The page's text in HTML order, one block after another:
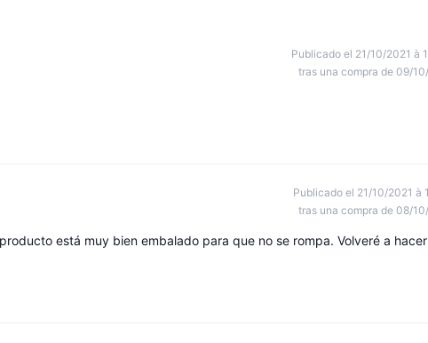
Publicado el 21/10/2021 à
tras una compra de 09/
Publicado el 21/10/2021 à
tras una compra de 08/
está muy bien embalado para que no se rompa. Volveré a